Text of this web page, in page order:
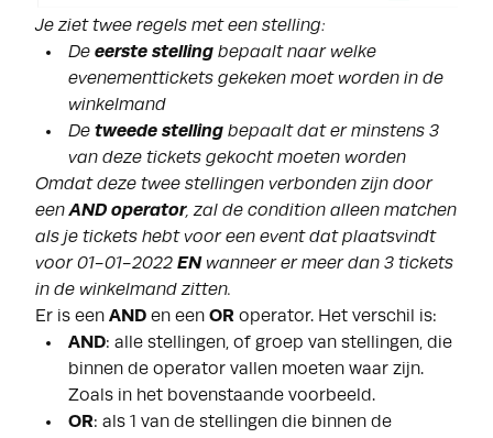
Je ziet twee regels met een stelling:
De eerste stelling bepaalt naar welke
evenementtickets gekeken moet worden in de
winkelmand
De tweede stelling bepaalt dat er minstens 3
van deze tickets gekocht moeten worden
Omdat deze twee stellingen verbonden zijn door
eenAND operator, zal de condition alleen matchen
als je tickets hebt voor een event dat plaatsvindt
voor 01-01-2022 EN wanneer er meer dan 3 tickets
in de winkelmand zitten.
Er is een AND en een OR operator. Het verschil is:
AND: alle stellingen, of groep van stellingen, die
binnen de operator vallen moeten waar zijn.
Zoals in het bovenstaande voorbeeld.
OR: als 1 van de stellingen die binnen de